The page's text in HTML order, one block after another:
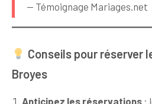
— Témoignage Mariages.net
Conseils pour réserver
Broyes
Anticipez les réservations :